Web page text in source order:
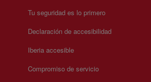
Tu seguridad es lo primero
Declaración de accesibilidad
Iberia accesible
Compromiso de servicio